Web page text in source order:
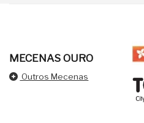
MECENAS OURO
Outros Mecenas